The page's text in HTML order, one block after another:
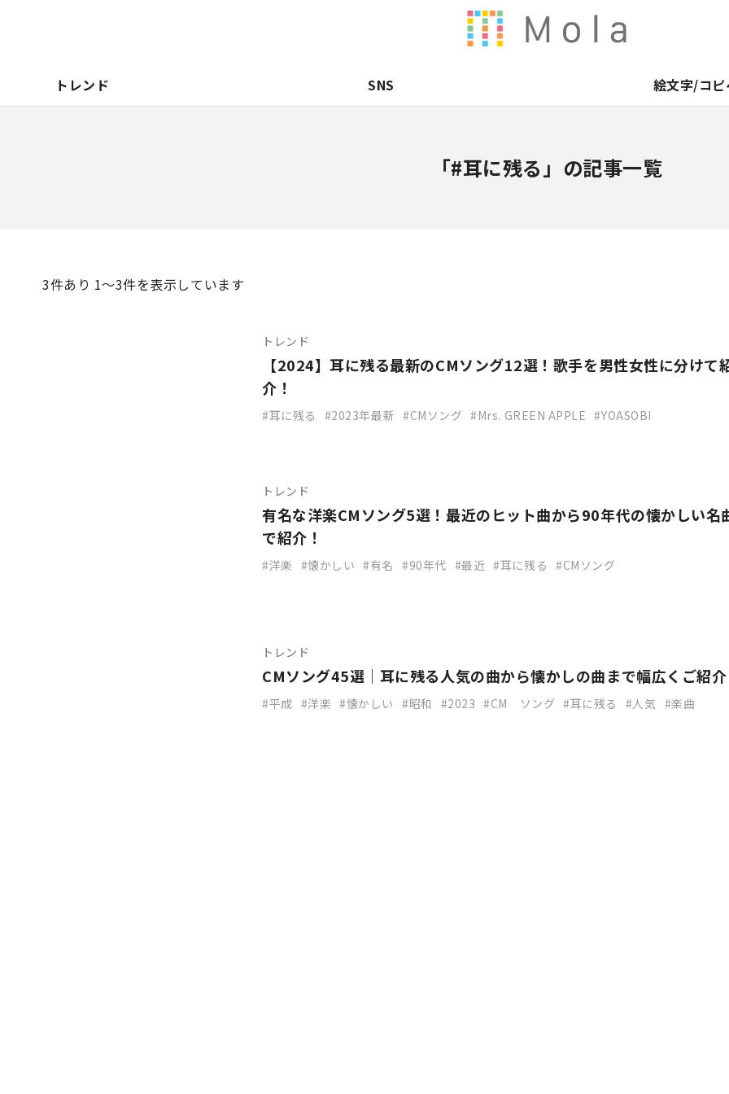
トレンド SNS 絵文字/コピ
「#耳に残る」の記事一覧
3件あり 1〜3件を表示しています
トレンド
【2024】耳に残る最新のCMソング12選！歌手を男性女性に分けて
介！
耳に残る 2023年最新 CMソング Mrs. GREEN APPLE YOASOBI
トレンド
有名な洋楽CMソング5選！最近のヒット曲から90年代の懐かしい名
で紹介！
洋楽 懐かしい 有名 90年代 最近 耳に残る CMソング
トレンド
CMソング45選｜耳に残る人気の曲から懐かしの曲まで幅広くご紹介
平成 洋楽 懐かしい 昭和 2023 CM ソング 耳に残る 人気 楽曲